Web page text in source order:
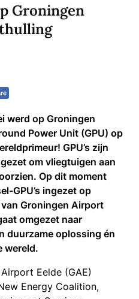
Groningen
werd op Groningen
Power Unit (GPU) op
GPU’s zijn
om vliegtuigen aan
Op dit moment
GPU’s ingezet op
Groningen Airport
omgezet naar
duurzame oplossing én
wereld.
Eelde (GAE)
Energy Coalition,